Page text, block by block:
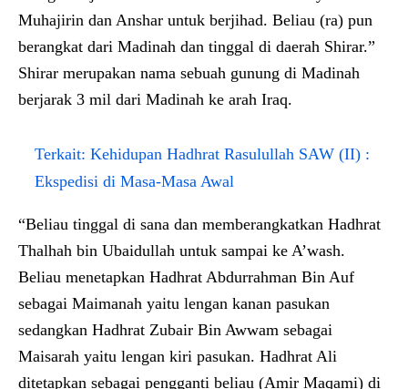
Muhajirin dan Anshar untuk berjihad. Beliau (ra) pun
berangkat dari Madinah dan tinggal di daerah Shirar.”
Shirar merupakan nama sebuah gunung di Madinah
berjarak 3 mil dari Madinah ke arah Iraq.
Terkait: Kehidupan Hadhrat Rasulullah SAW (II) :
Ekspedisi di Masa-Masa Awal
“Beliau tinggal di sana dan memberangkatkan Hadhrat
Thalhah bin Ubaidullah untuk sampai ke A’wash.
Beliau menetapkan Hadhrat Abdurrahman Bin Auf
sebagai Maimanah yaitu lengan kanan pasukan
sedangkan Hadhrat Zubair Bin Awwam sebagai
Maisarah yaitu lengan kiri pasukan. Hadhrat Ali
ditetapkan sebagai pengganti beliau (Amir Maqami) di